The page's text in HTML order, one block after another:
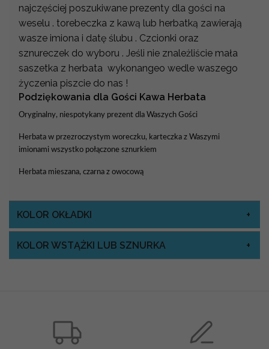
najczęściej poszukiwane prezenty dla gości na
weselu . torebeczka z kawą lub herbatką zawierają
wasze imiona i datę ślubu . Czcionki oraz
sznureczek do wyboru . Jeśli nie znależliście mała
saszetka z herbata wykonangeo wedle waszego
życzenia piszcie do nas !
Podziękowania dla Gości Kawa Herbata
Oryginalny, niespotykany prezent dla Waszych Gości
Herbata w przezroczystym woreczku, karteczka z Waszymi
imionami wszystko połączone sznurkiem
Herbata mieszana, czarna z owocową
KOLOR OKŁADKI
KOLOR WSTĄŻKI LUB SZNURKA